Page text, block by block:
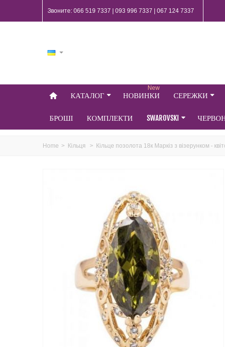
Звоните: 066 519 7337 | 093 996 7337 | 067 124 7337
КАТАЛОГ НОВИНКИ
New
СЕРЕЖКИ
БРОШІ КОМПЛЕКТИ SWAROVSKI
Home > Кільця > Кільце позолота 18к Маркіз з візерунком -